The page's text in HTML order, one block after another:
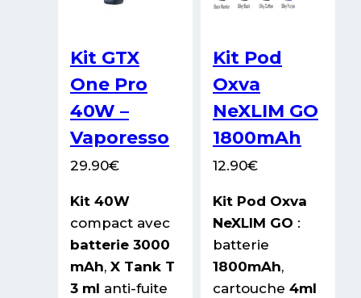
Kit GTX
One Pro
40W –
Vaporesso
29.90€
Kit 40W
compact avec
batterie 3000
mAh, X Tank T
3 ml anti-fuite
Kit Pod
Oxva
NeXLIM GO
1800mAh
12.90€
Kit Pod Oxva
NeXLIM GO :
batterie
1800mAh,
cartouche 4ml